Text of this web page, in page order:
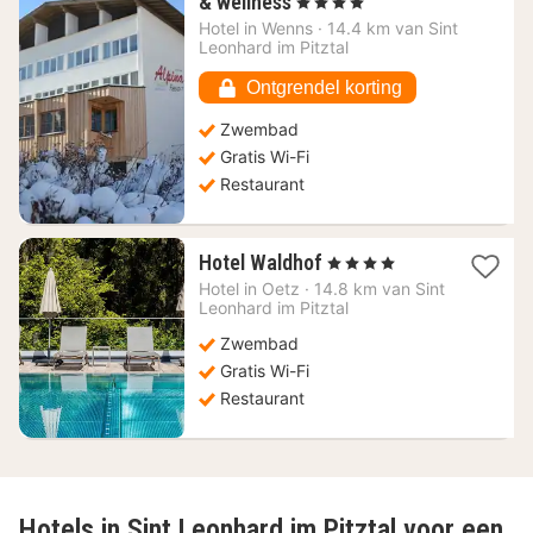
nacht
vanaf
€
Hotel in Wenns · 14.4 km van Sint
Leonhard im Pitztal
Ontgrendel korting
Zwembad
Gratis Wi-Fi
Restaurant
Hotel Waldhof 1
nacht
vanaf
, 4 Sterren
Hotel in Oetz · 14.8 km van Sint
Leonhard im Pitztal
Zwembad
Gratis Wi-Fi
Restaurant